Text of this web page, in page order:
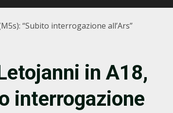
“Subito interrogazione all’Ars”
in A18,
interrogazione